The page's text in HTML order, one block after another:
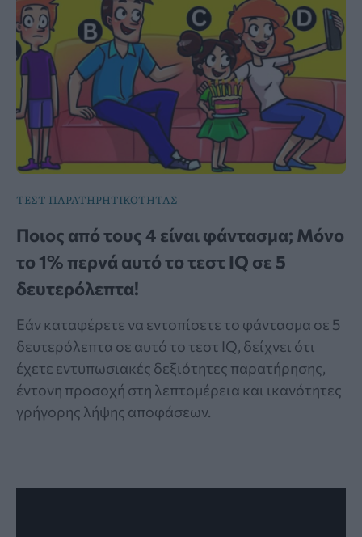
ΤΕΣΤ ΠΑΡΑΤΗΡΗΤΙΚΟΤΗΤΑΣ
Ποιος από τους 4 είναι φάντασμα; Μόνο
το 1% περνά αυτό το τεστ IQ σε 5
δευτερόλεπτα!
Εάν καταφέρετε να εντοπίσετε το φάντασμα σε 5
δευτερόλεπτα σε αυτό το τεστ IQ, δείχνει ότι
έχετε εντυπωσιακές δεξιότητες παρατήρησης,
έντονη προσοχή στη λεπτομέρεια και ικανότητες
γρήγορης λήψης αποφάσεων.